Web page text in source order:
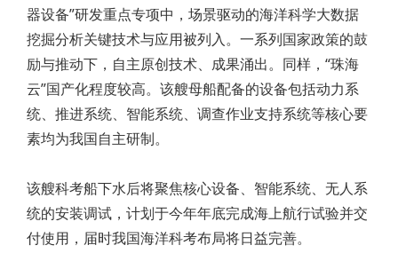
器设备”研发重点专项中，场景驱动的海洋科学大数据
挖掘分析关键技术与应用被列入。一系列国家政策的鼓
励与推动下，自主原创技术、成果涌出。同样，“珠海
云”国产化程度较高。该艘母船配备的设备包括动力系
统、推进系统、智能系统、调查作业支持系统等核心要
素均为我国自主研制。
该艘科考船下水后将聚焦核心设备、智能系统、无人系
统的安装调试，计划于今年年底完成海上航行试验并交
付使用，届时我国海洋科考布局将日益完善。